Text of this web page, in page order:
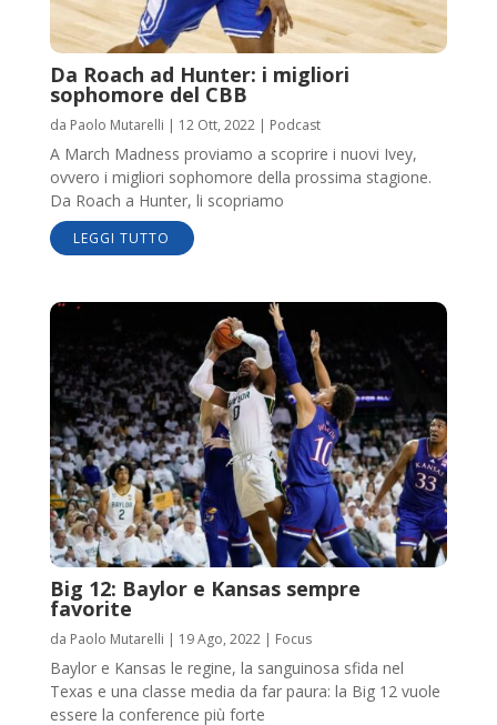
Da Roach ad Hunter: i migliori
sophomore del CBB
da Paolo Mutarelli | 12 Ott, 2022| Podcast
A March Madness proviamo a scoprire i nuovi Ivey,
ovvero i migliori sophomore della prossima stagione.
Da Roach a Hunter, li scopriamo
LEGGI TUTTO
Big 12: Baylor e Kansas sempre
favorite
da Paolo Mutarelli | 19 Ago, 2022| Focus
Baylor e Kansas le regine, la sanguinosa sfida nel
Texas e una classe media da far paura: la Big 12 vuole
essere la conference più forte